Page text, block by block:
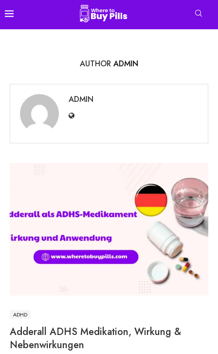
AUTHOR ADMIN
ADMIN
ADHD
Adderall ADHS Medikation, Wirkung &
Nebenwirkungen